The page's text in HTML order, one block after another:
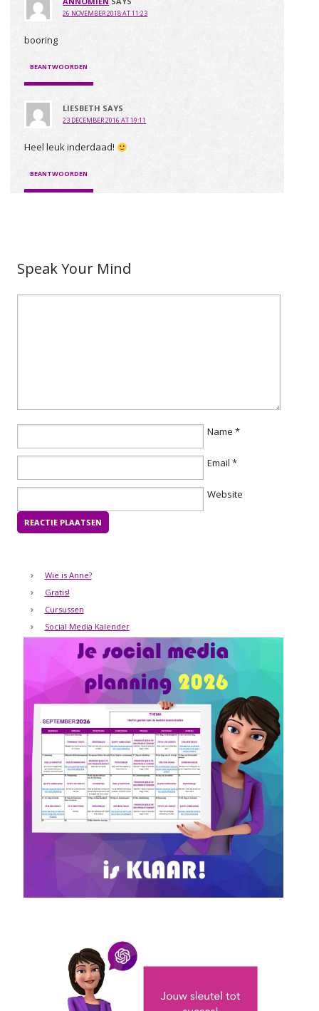
26 NOVEMBER 2018 AT 11:23
booring
BEANTWOORDEN
LIESBETH SAYS
23 DECEMBER 2016 AT 19:11
Heel leuk inderdaad!
BEANTWOORDEN
Speak Your Mind
Name *
Email *
Website
Wie is Anne?
Gratis!
Cursussen
Social Media Kalender